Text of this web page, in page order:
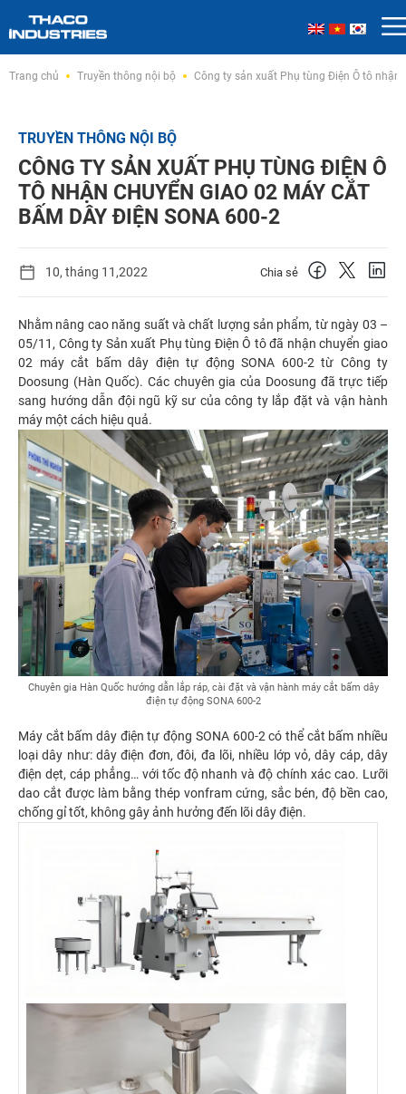
Trang chủ Truyền thông nội bộ Công ty sản xuất Phụ tùng Điện Ô tô nhận
TRUYỀN THÔNG NỘI BỘ
CÔNG TY SẢN XUẤT PHỤ TÙNG ĐIỆN Ô
TÔ NHẬN CHUYỂN GIAO 02 MÁY CẮT
BẤM DÂY ĐIỆN SONA 600-2
10, tháng 11,2022 Chia sẻ
Nhằm nâng cao năng suất và chất lượng sản phẩm, từ ngày 03 –
05/11, Công ty Sản xuất Phụ tùng Điện Ô tô đã nhận chuyển giao
02 máy cắt bấm dây điện tự động SONA 600-2 từ Công ty
Doosung (Hàn Quốc). Các chuyên gia của Doosung đã trực tiếp
sang hướng dẫn đội ngũ kỹ sư của công ty lắp đặt và vận hành
máy một cách hiệu quả.
Chuyên gia Hàn Quốc hướng dẫn lắp ráp, cài đặt và vận hành máy cắt bấm dây
điện tự động SONA 600-2
Máy cắt bấm dây điện tự động SONA 600-2 có thể cắt bấm nhiều
loại dây như: dây điện đơn, đôi, đa lõi, nhiều lớp vỏ, dây cáp, dây
điện dẹt, cáp phẳng… với tốc độ nhanh và độ chính xác cao. Lưỡi
dao cắt được làm bằng thép vonfram cứng, sắc bén, độ bền cao,
chống gỉ tốt, không gây ảnh hưởng đến lõi dây điện.